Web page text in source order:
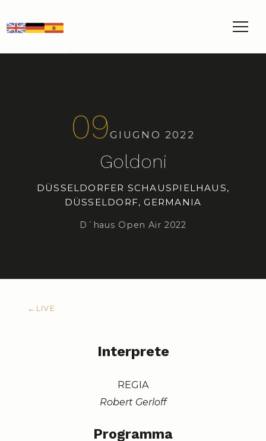
EN DE ES
09GIUGNO 2022
Goldoni
DÜSSELDORFER SCHAUSPIELHAUS,
DÜSSELDORF, GERMANIA
D´haus Open Air 2022
← LIVE
Interprete
REGIA
Robert Gerloff
Programma